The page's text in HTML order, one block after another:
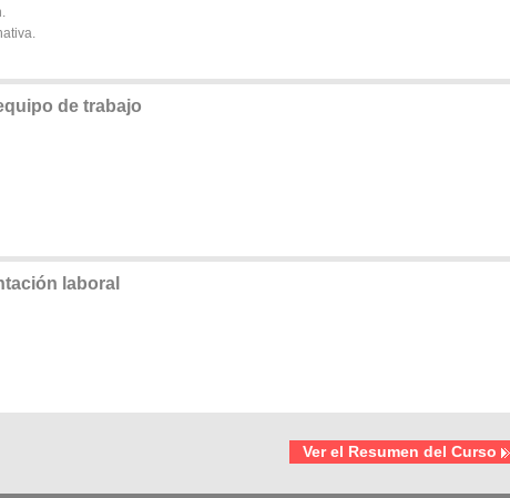
de trabajo
laboral
Ver el Resumen del Curso